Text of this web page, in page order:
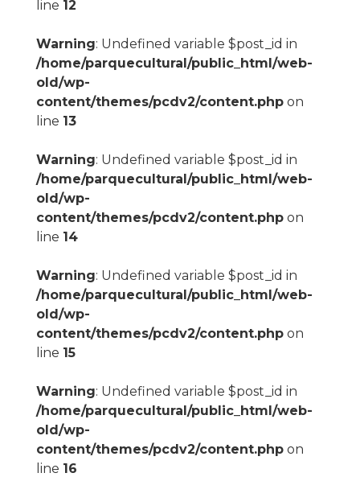
line 12
Warning: Undefined variable $post_id in
/home/parquecultural/public_html/web-
old/wp-
content/themes/pcdv2/content.phpon
line 13
Warning: Undefined variable $post_id in
/home/parquecultural/public_html/web-
old/wp-
content/themes/pcdv2/content.phpon
line 14
Warning: Undefined variable $post_id in
/home/parquecultural/public_html/web-
old/wp-
content/themes/pcdv2/content.phpon
line 15
Warning: Undefined variable $post_id in
/home/parquecultural/public_html/web-
old/wp-
content/themes/pcdv2/content.phpon
line 16